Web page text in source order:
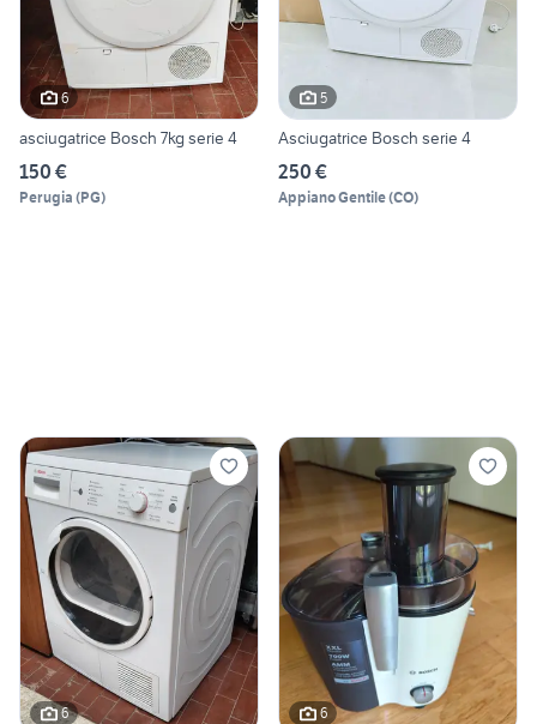
6
asciugatrice Bosch 7kg serie 4
150 €
Perugia (PG)
5
Asciugatrice Bosch serie 4
250 €
Appiano Gentile(CO)
6 6